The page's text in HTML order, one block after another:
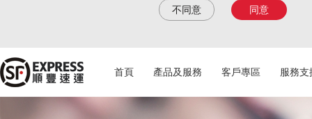
不同意 同意
首頁 產品及服務 客戶專區 服務支